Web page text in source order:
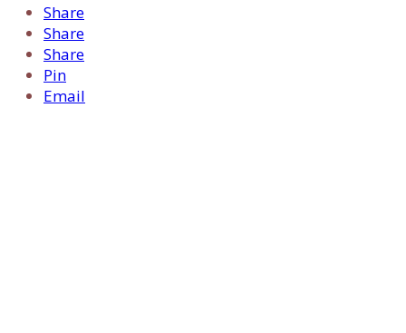
Share
Share
Share
Pin
Email